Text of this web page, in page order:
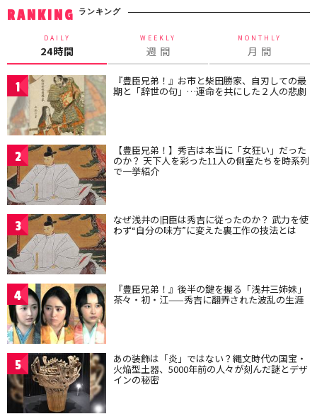
RANKING ランキング
DAILY
24時間
WEEKLY
週 間
MONTHLY
月 間
1 『豊臣兄弟！』お市と柴田勝家、自刃しての最
期と「辞世の句」…運命を共にした２人の悲劇
2 【豊臣兄弟！】秀吉は本当に「女狂い」だった
のか？ 天下人を彩った11人の側室たちを時系列
で一挙紹介
3 なぜ浅井の旧臣は秀吉に従ったのか？ 武力を使
わず“自分の味方”に変えた裏工作の技法とは
4 『豊臣兄弟！』後半の鍵を握る「浅井三姉妹」
茶々・初・江——秀吉に翻弄された波乱の生涯
5 あの装飾は「炎」ではない？縄文時代の国宝・
火焔型土器、5000年前の人々が刻んだ謎とデザ
インの秘密